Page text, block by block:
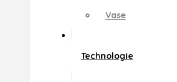
Vase
Technologie